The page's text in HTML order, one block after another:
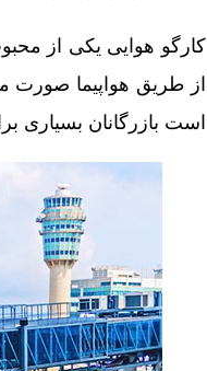
کارگو هوایی یکی از
از طریق هواپیما صورت
است بازرگانان بسیاری